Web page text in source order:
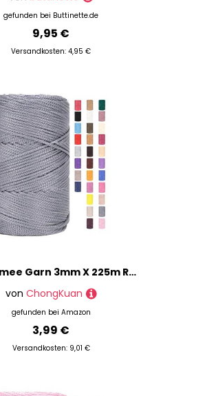
gefunden bei Buttinette.de
9,95 €
Versandkosten: 4,95 €
Makramee Garn 3mm X 225m Rope Zum Häkeln Taschen Baumwollschnur Polyester Bäckergarn Baumwollkordel Macrame Cord Baumwollgarn Baumwollfaden Geflochten Textilgarn Körbe Easy Yarn (14,1 Stück)
von ChongKuan
gefunden bei Amazon
3,99 €
Versandkosten: 9,01 €